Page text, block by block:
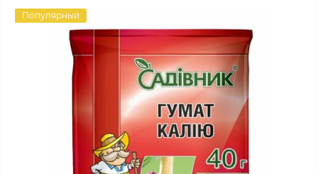
Популярный